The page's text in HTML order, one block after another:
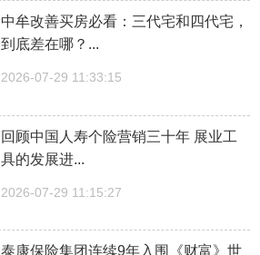
中牟改善买房必看：三代宅和四代宅，
到底差在哪？...
2026-07-29 11:33:15
回顾中国人寿个险营销三十年 展业工
具的发展进...
2026-07-29 11:15:27
泰康保险集团连续9年入围《财富》世